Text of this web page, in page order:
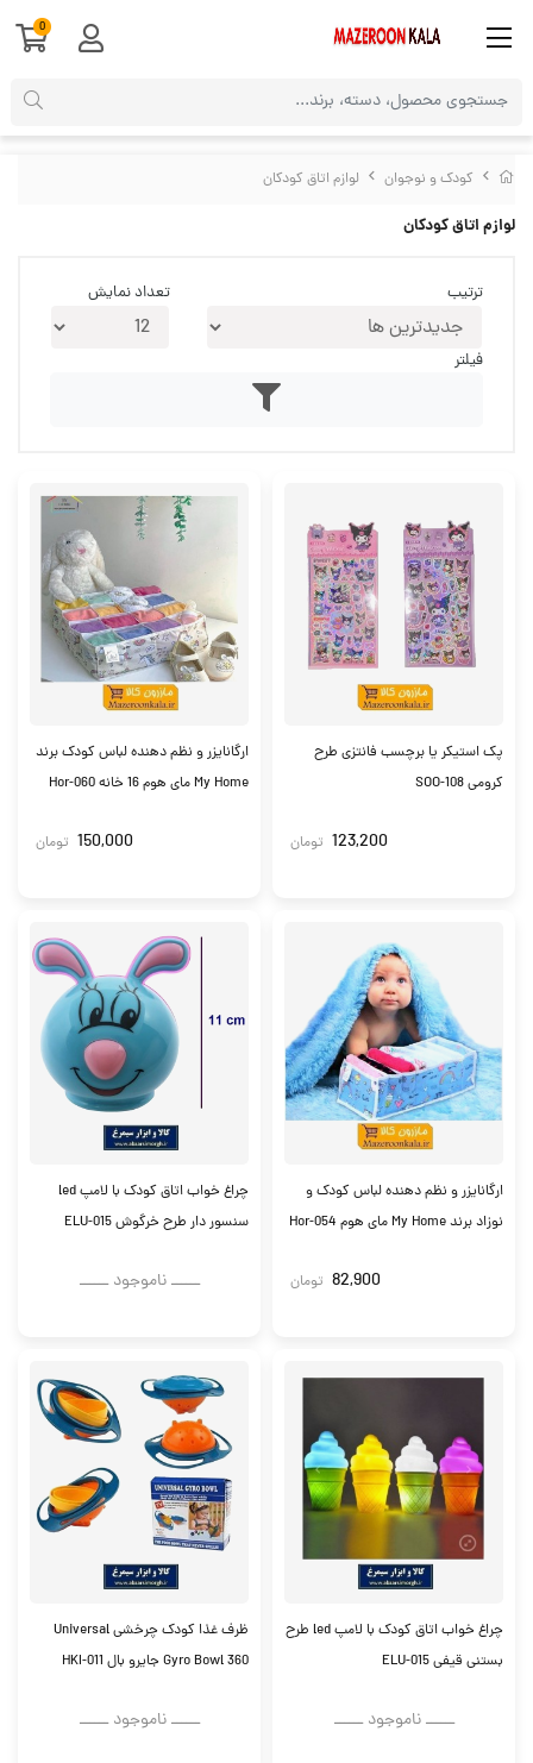
کودک و نوجوان لوازم اتاق کودکان
لوازم اتاق کودکان
ترتیب تعداد نمایش
فیلتر
پک استیکر یا برچسب فانتزی طرح
کرومی SOO-108
123,200 تومان
ارگانایزر و نظم دهنده لباس کودک برند
My Home مای هوم 16 خانه Hor-060
150,000 تومان
ارگانایزر و نظم دهنده لباس کودک و
نوزاد برند My Home مای هوم Hor-054
82,900 تومان
چراغ خواب اتاق کودک با لامپ led
سنسور دار طرح خرگوش ELU-015
ــــــ ناموجود ــــــ
چراغ خواب اتاق کودک با لامپ led طرح
بستنی قیفی ELU-015
ــــــ ناموجود ــــــ
ظرف غذا کودک چرخشی Universal
Gyro Bowl 360 جایرو بال HKI-011
ــــــ ناموجود ــــــ
0